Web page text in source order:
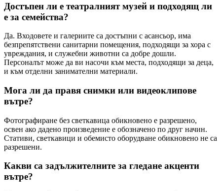
Достъпен ли е театралният музей и подходящ ли
е за семейства?
Да. Входовете и галериите са достъпни с асансьор, има
безпрепятствени санитарни помещения, подходящи за хора с
увреждания, и служебни животни са добре дошли.
Персоналът може да ви насочи към места, подходящи за деца,
и към отделни занимателни материали.
Мога ли да правя снимки или видеоклипове
вътре?
Фотографиране без светкавица обикновено е разрешено,
освен ако дадено произведение е обозначено по друг начин.
Стативи, светкавици и обемисто оборудване обикновено не са
разрешени.
Какви са задължителните за гледане акценти
вътре?